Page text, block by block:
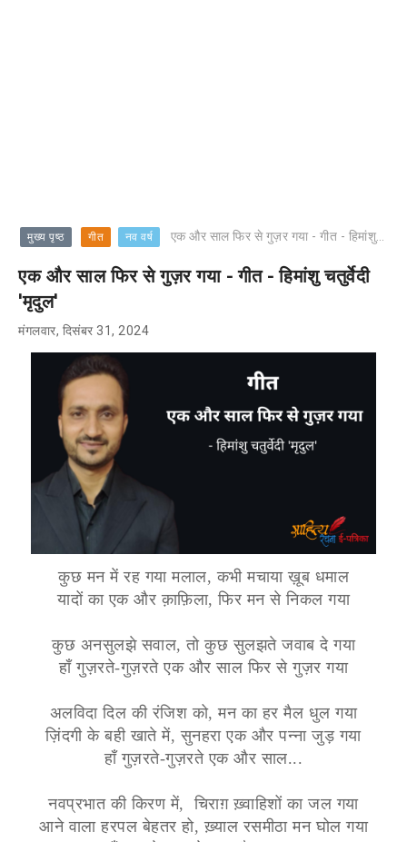
मुख्य पृष्ठ गीत नव वर्ष एक और साल फिर से गुज़र गया - गीत - हिमांशु चतुर्वेदी 'मृदुल'
एक और साल फिर से गुज़र गया - गीत - हिमांशु चतुर्वेदी
'मृदुल'
मंगलवार, दिसंबर 31, 2024
कुछ मन में रह गया मलाल, कभी मचाया ख़ूब धमाल
यादों का एक और क़ाफ़िला, फिर मन से निकल गया
कुछ अनसुलझे सवाल, तो कुछ सुलझते जवाब दे गया
हाँ गुज़रते-गुज़रते एक और साल फिर से गुज़र गया
अलविदा दिल की रंजिश को, मन का हर मैल धुल गया
ज़िंदगी के बही खाते में, सुनहरा एक और पन्ना जुड़ गया
हाँ गुज़रते-गुज़रते एक और साल...
नवप्रभात की किरण में, चिराग़ ख़्वाहिशों का जल गया
आने वाला हरपल बेहतर हो, ख़्याल रसमीठा मन घोल गया